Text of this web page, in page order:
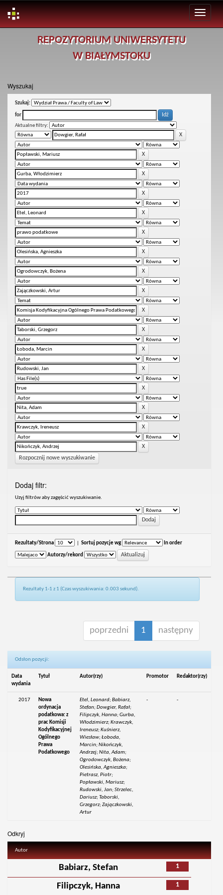
REPOZYTORIUM UNIWERSYTETU
W BIAŁYMSTOKU
Wyszukaj
Szukaj:
for
Aktualne filtry:
Rozpocznij nowe wyszukiwanie
Dodaj filtr:
Uzyj filtrów aby zagęścić wyszukiwanie.
Rezultaty/Strona Sortuj pozycje wg In order
Autorzy/rekord
Rezultaty 1-1 z 1 (Czas wyszukiwania: 0.003 sekund).
poprzedni 1 następny
Odsłon pozycji:
Data
wydania
Tytuł Autor(rzy) Promotor Redaktor(rzy)
2017
Nowa
ordynacja
podatkowa: z
prac Komisji
Kodyfikacyjnej
Ogólnego
Prawa
Podatkowego
Etel, Leonard; Babiarz,
Stefan; Dowgier, Rafał;
Filipczyk, Hanna; Gurba,
Włodzimierz; Krawczyk,
Ireneusz; Kuśnierz,
Wiesław; Łoboda,
Marcin; Nikończyk,
Andrzej; Nita, Adam;
Ogrodowczyk, Bożena;
Olesińska, Agnieszka;
Pietrasz, Piotr;
Popławski, Mariusz;
Rudowski, Jan; Strzelec,
Dariusz; Taborski,
Grzegorz; Zajączkowski,
Artur
- -
Odkryj
Autor
1
Babiarz, Stefan
1
Filipczyk, Hanna